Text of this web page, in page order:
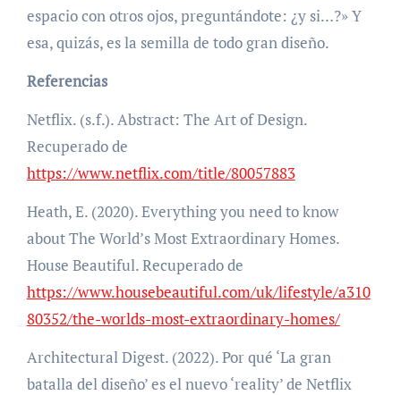
espacio con otros ojos, preguntándote: ¿y si…?» Y
esa, quizás, es la semilla de todo gran diseño.
Referencias
Netflix. (s.f.). Abstract: The Art of Design.
Recuperado de
https://www.netflix.com/title/80057883
Heath, E. (2020). Everything you need to know
about The World’s Most Extraordinary Homes.
House Beautiful. Recuperado de
https://www.housebeautiful.com/uk/lifestyle/a310
80352/the-worlds-most-extraordinary-homes/
Architectural Digest. (2022). Por qué ‘La gran
batalla del diseño’ es el nuevo ‘reality’ de Netflix